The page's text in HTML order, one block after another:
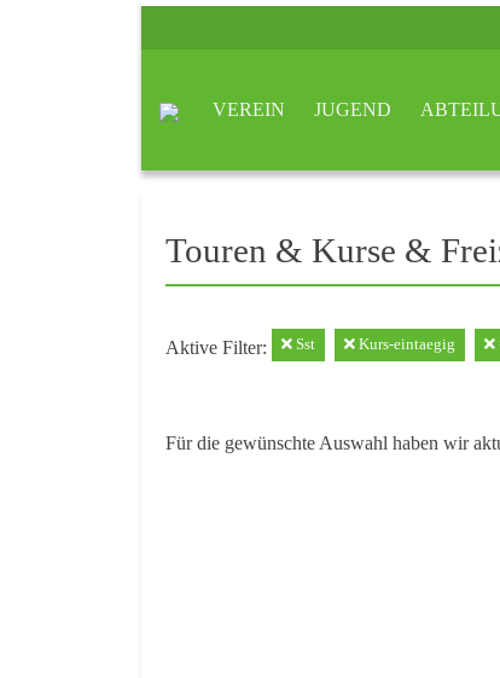
VEREIN JUGEND
Touren & Kurse &
Aktive Filter: Sst Kurs-eintaegig
Für die gewünschte Auswahl haben wir